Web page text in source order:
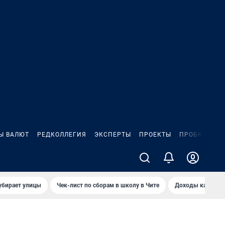
ВАЛЮТ РЕДКОЛЛЕГИЯ ЭКСПЕРТЫ ПРОЕКТЫ ПРОБКИ
улицы Чек-лист по сборам в школу в Чите Доходы